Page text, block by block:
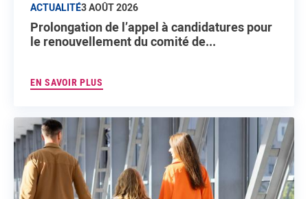
ACTUALITÉ3 AOÛT 2026
Prolongation de l’appel à candidatures pour
le renouvellement du comité de...
EN SAVOIR PLUS